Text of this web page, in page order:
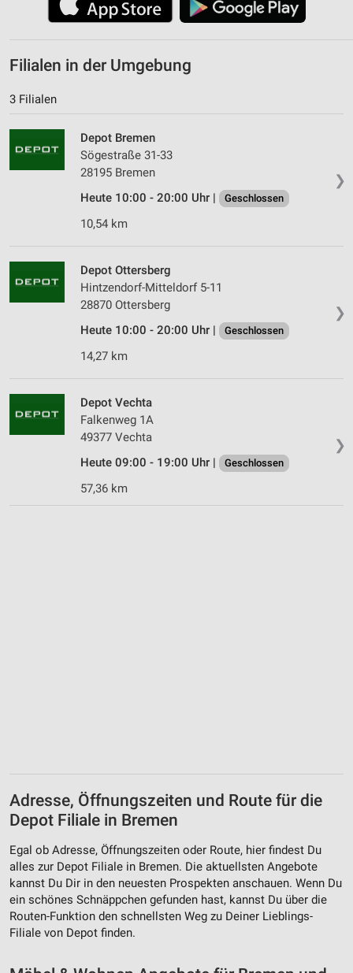
Filialen in der Umgebung
3 Filialen
❯
Depot Bremen
Sögestraße 31-33
28195 Bremen
Heute 10:00 - 20:00 Uhr |
Geschlossen
10,54 km
❯
Depot Ottersberg
Hintzendorf-Mitteldorf 5-11
28870 Ottersberg
Heute 10:00 - 20:00 Uhr |
Geschlossen
14,27 km
❯
Depot Vechta
Falkenweg 1A
49377 Vechta
Heute 09:00 - 19:00 Uhr |
Geschlossen
57,36 km
Adresse, Öffnungszeiten und Route für die
Depot Filiale in Bremen
Egal ob Adresse, Öffnungszeiten oder Route, hier findest Du
alles zur Depot Filiale in Bremen. Die aktuellsten Angebote
kannst Du Dir in den neuesten Prospekten anschauen. Wenn Du
ein schönes Schnäppchen gefunden hast, kannst Du über die
Routen-Funktion den schnellsten Weg zu Deiner Lieblings-
Filiale von Depot finden.